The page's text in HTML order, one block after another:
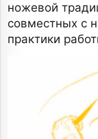
ножевой
совместных с
практики